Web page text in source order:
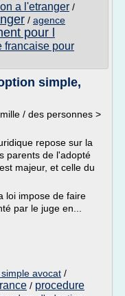
a l'etranger /
/ agence
pour l
francaise pour
simple,
/ des personnes >
repose sur la
parents de l'adopté
majeur, et celle du
loi impose de faire
par le juge en...
avocat /
/ procedure